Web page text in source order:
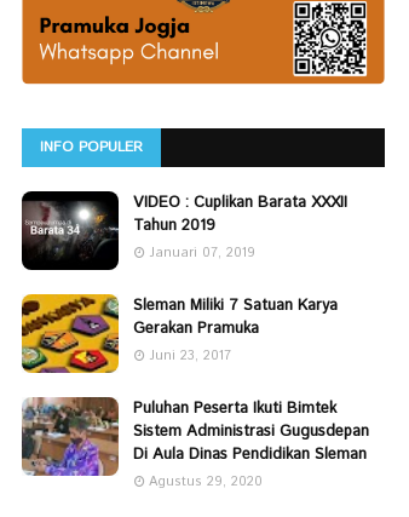
INFO POPULER
VIDEO : Cuplikan Barata XXXII
Tahun 2019
Januari 07, 2019
Sleman Miliki 7 Satuan Karya
Gerakan Pramuka
Juni 23, 2017
Puluhan Peserta Ikuti Bimtek
Sistem Administrasi Gugusdepan
Di Aula Dinas Pendidikan Sleman
Agustus 29, 2020